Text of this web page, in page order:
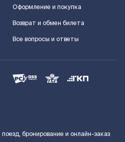
Оформление и покупка
Возврат и обмен билета
Все вопросы и ответы
бронирование и онлайн-заказ